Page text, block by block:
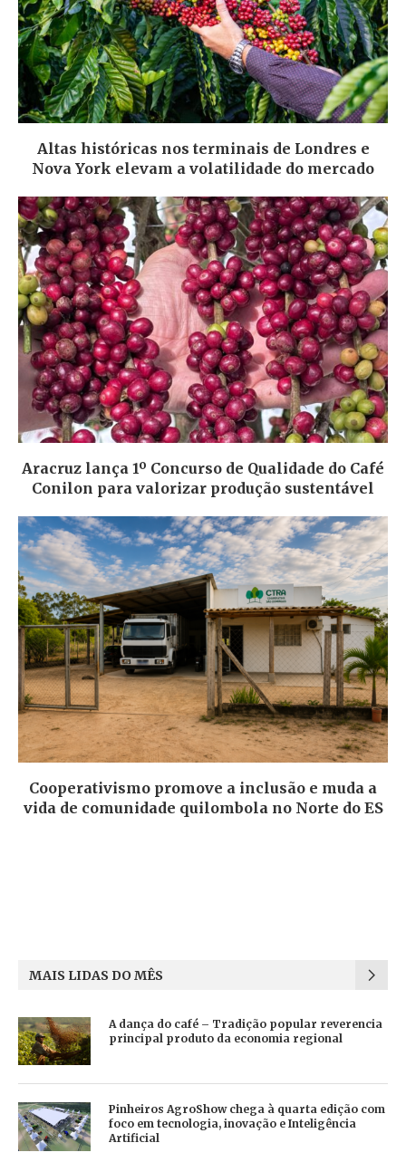
Altas históricas nos terminais de Londres e
Nova York elevam a volatilidade do mercado
Aracruz lança 1º Concurso de Qualidade do Café
Conilon para valorizar produção sustentável
Cooperativismo promove a inclusão e muda a
vida de comunidade quilombola no Norte do ES
MAIS LIDAS DO MÊS
A dança do café – Tradição popular reverencia
principal produto da economia regional
Pinheiros AgroShow chega à quarta edição com
foco em tecnologia, inovação e Inteligência
Artificial